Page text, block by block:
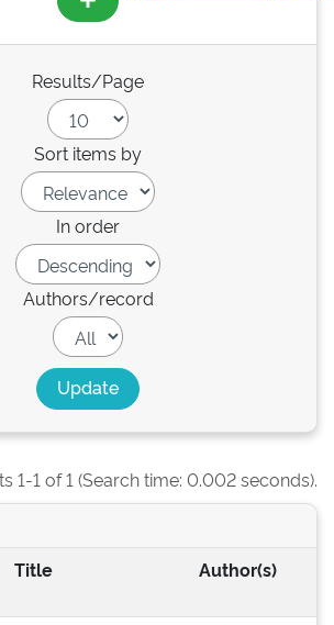
Results/Page
Sort items by
In order
Authors/record
1-1 of 1 (Search time: 0.002 seconds).
Title Author(s)